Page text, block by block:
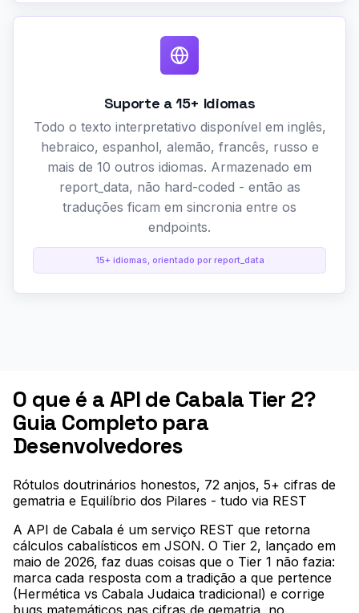
Suporte a 15+ Idiomas
Todo o texto interpretativo disponível em inglês,
hebraico, espanhol, alemão, francês, russo e
mais de 10 outros idiomas. Armazenado em
report_data, não hard-coded - então as
traduções ficam em sincronia entre os
endpoints.
15+ idiomas, orientado por report_data
O que é a API de Cabala Tier 2?
Guia Completo para
Desenvolvedores
Rótulos doutrinários honestos, 72 anjos, 5+ cifras de
gematria e Equilíbrio dos Pilares - tudo via REST
A API de Cabala é um serviço REST que retorna
cálculos cabalísticos em JSON. O Tier 2, lançado em
maio de 2026, faz duas coisas que o Tier 1 não fazia:
marca cada resposta com a tradição a que pertence
(Hermética vs Cabala Judaica tradicional) e corrige
bugs matemáticos nas cifras de gematria, no